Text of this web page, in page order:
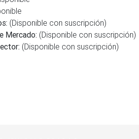
(Disponible con suscripción)
Mercado: (Disponible con suscripción)
(Disponible con suscripción)